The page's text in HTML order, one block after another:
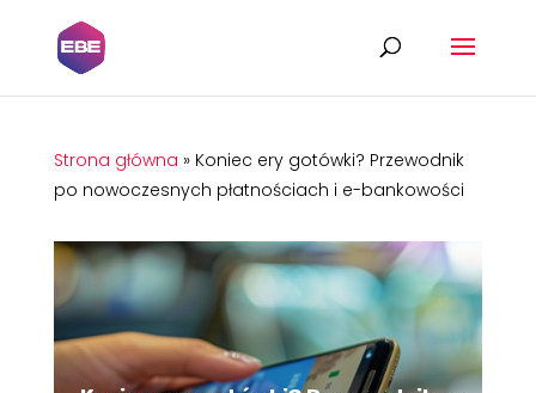
Strona główna » Koniec ery gotówki? Przewodnik
po nowoczesnych płatnościach i e-bankowości